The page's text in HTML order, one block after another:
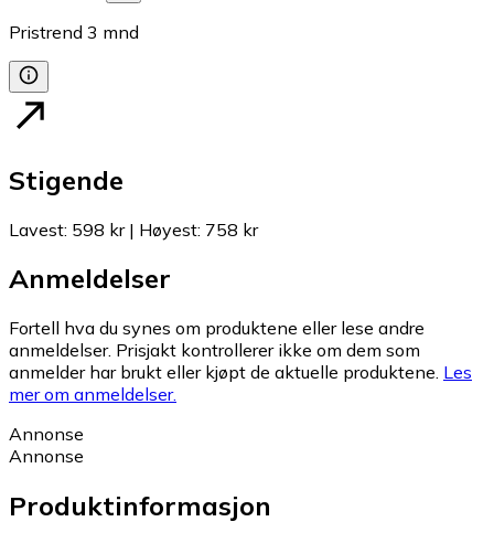
Pristrend 3 mnd
Stigende
Lavest: 598 kr| Høyest: 758 kr
Anmeldelser
Fortell hva du synes om produktene eller lese andre
anmeldelser. Prisjakt kontrollerer ikke om dem som
anmelder har brukt eller kjøpt de aktuelle produktene. Les
mer om anmeldelser.
Annonse
Annonse
Produktinformasjon